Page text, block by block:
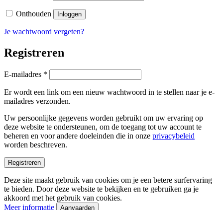
Onthouden Inloggen
Je wachtwoord vergeten?
Registreren
E-mailadres *
Er wordt een link om een nieuw wachtwoord in te stellen naar je e-
mailadres verzonden.
Uw persoonlijke gegevens worden gebruikt om uw ervaring op
deze website te ondersteunen, om de toegang tot uw account te
beheren en voor andere doeleinden die in onze privacybeleid
worden beschreven.
Registreren
Deze site maakt gebruik van cookies om je een betere surfervaring
te bieden. Door deze website te bekijken en te gebruiken ga je
akkoord met het gebruik van cookies.
Meer informatie
Aanvaarden